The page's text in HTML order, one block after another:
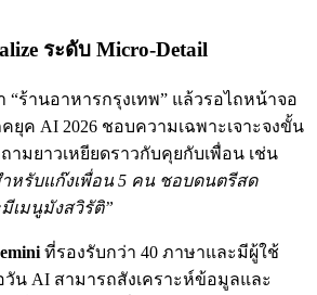
ระดับ Micro-Detail
“ร้านอาหารกรุงเทพ” แล้วรอไถหน้าจอ
ยุค AI 2026 ชอบความเฉพาะเจาะจงขั้น
ามยาวเหยียดราวกับคุยกับเพื่อน เช่น
ำหรับแก๊งเพื่อน 5 คน ชอบดนตรีสด
เมนูมังสวิรัติ”
ที่รองรับกว่า 40 ภาษาและมีผู้ใช้
น AI สามารถสังเคราะห์ข้อมูลและ